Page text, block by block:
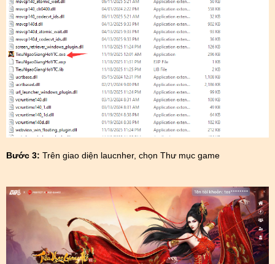
Bước 3: Trên giao diện laucnher, chọn Thư mục game